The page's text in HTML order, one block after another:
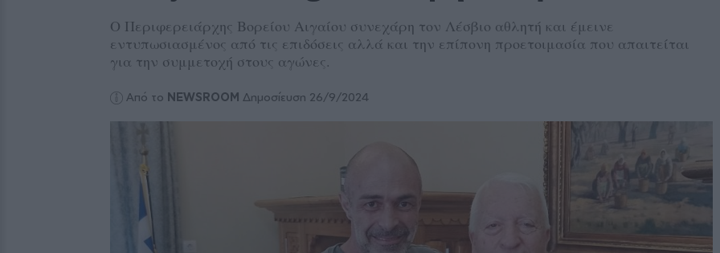
Ο Περιφερειάρχης Βορείου Αιγαίου συνεχάρη τον Λέσβιο αθλητή και έμεινε
εντυπωσιασμένος από τις επιδόσεις αλλά και την επίπονη προετοιμασία που απαιτείται
για την συμμετοχή στους αγώνες.
Από το NEWSROOM Δημοσίευση 26/9/2024